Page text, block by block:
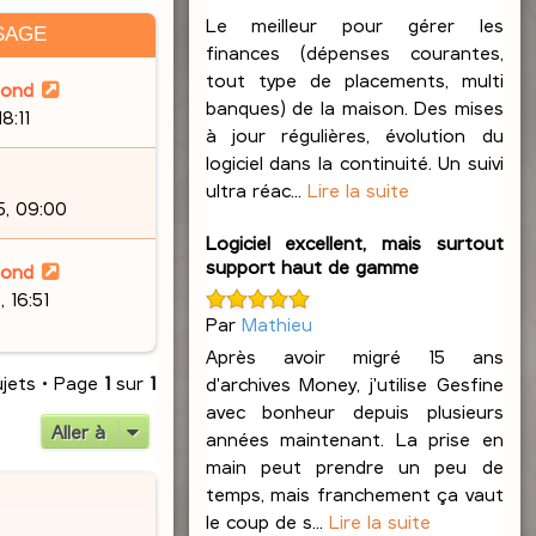
09:00
16:51
• Page 1sur 1
Aller à
Le meilleur pour gérer les
finances (dépenses courantes,
tout type de placements, multi
banques) de la maison. Des mises
à jour régulières, évolution du
logiciel dans la continuité. Un suivi
ultra réac... Lire la suite
Logiciel excellent, mais surtout
support haut de gamme
Par Mathieu
Après avoir migré 15 ans
d'archives Money, j'utilise Gesfine
avec bonheur depuis plusieurs
années maintenant. La prise en
main peut prendre un peu de
temps, mais franchement ça vaut
le coup de s... Lire la suite